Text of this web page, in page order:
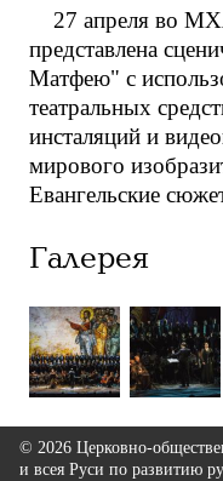
27 апреля во
представлена
Матфею" с
театральных
инсталяций и
мирового
Евангельские
Галерея
© 2026 Церковно-
и всея Руси по развитию